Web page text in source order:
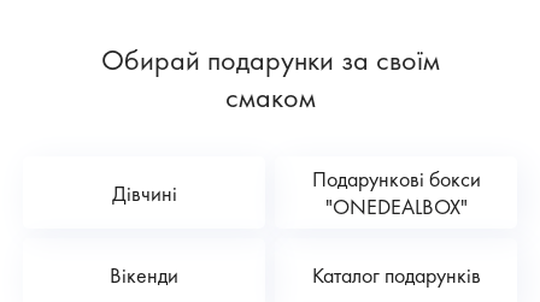
Обирай подарунки за своїм
смаком
Дівчині
Подарункові бокси
"ONEDEALBOX"
Вікенди Каталог подарунків